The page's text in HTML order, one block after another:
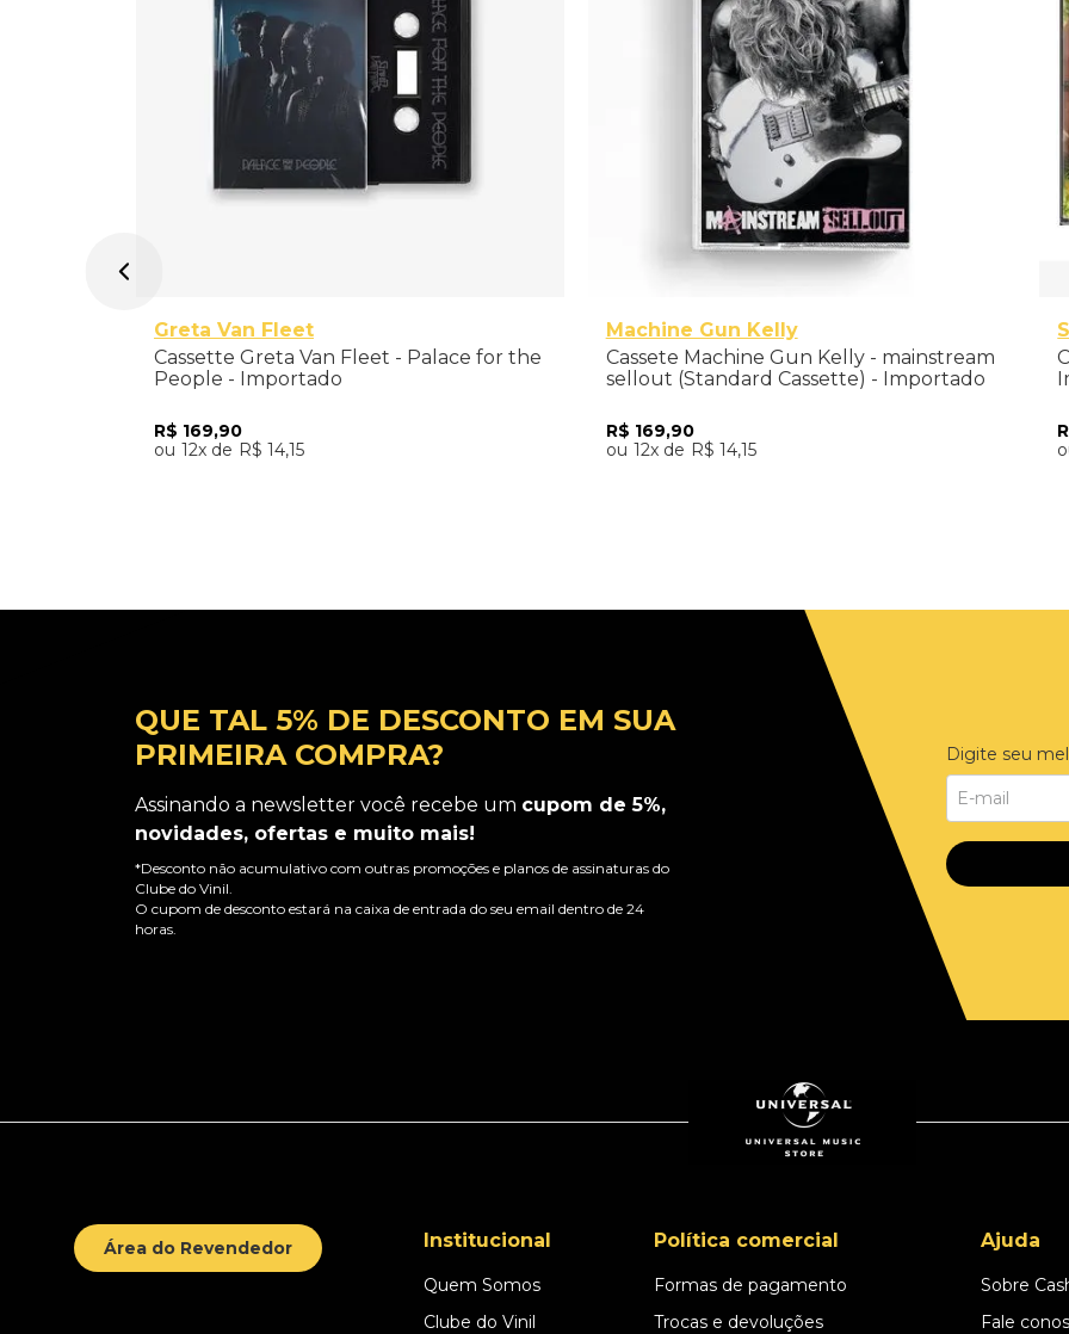
Greta Van Fleet
Cassette Greta Van Fleet - Palace for the
People - Importado
R$ 169,90
12
R$ 14,15
Machine Gun Kelly
Cassete Machine Gun Kelly - mainstream
sellout (Standard Cassette) - Importado
R$ 169,90
12
R$ 14,15
QUE TAL 5% DE DESCONTO EM SUA
PRIMEIRA COMPRA?
Assinando a newsletter você recebe um cupom de 5%,
novidades, ofertas e muito mais!
*Desconto não acumulativo com outras promoções e planos de assinaturas do
Clube do Vinil.
O cupom de desconto estará na caixa de entrada do seu email dentro de 24
horas.
Digite seu
Área do Revendedor Institucional
Quem Somos
Clube do Vinil
Política comercial
Formas de pagamento
Trocas e devoluções
Ajuda
Sobre
Fale